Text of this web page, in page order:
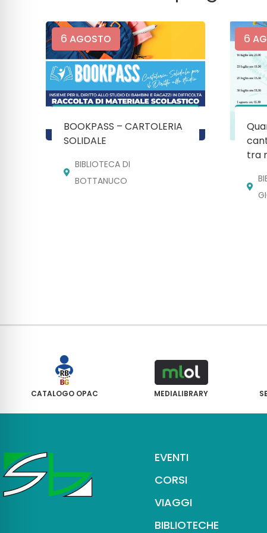
6 AGOSTO
BOOKPASS – CARTOLERIA
SOLIDALE
BIBLIOTECA DI
BOTTANUCO
6
tra
CATALOGO OPAC MEDIALIBRARY
EVENTI
CORSI
VIAGGI
BIBLIOTECHE